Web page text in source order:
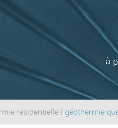
à
résidentielle | géothermie